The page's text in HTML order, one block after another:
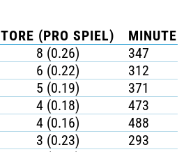
TORE (PRO SPIEL)
MINUTEN
8 (0.26)
347
6 (0.22)
312
5 (0.19)
371
4 (0.18)
473
4 (0.16)
488
3 (0.23)
293